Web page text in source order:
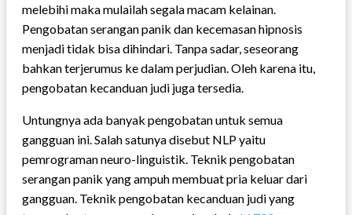
melebihi maka mulailah segala macam kelainan.
Pengobatan serangan panik dan kecemasan hipnosis
menjadi tidak bisa dihindari. Tanpa sadar, seseorang
bahkan terjerumus ke dalam perjudian. Oleh karena itu,
pengobatan kecanduan judi juga tersedia.
Untungnya ada banyak pengobatan untuk semua
gangguan ini. Salah satunya disebut NLP yaitu
pemrograman neuro-linguistik. Teknik pengobatan
serangan panik yang ampuh membuat pria keluar dari
gangguan. Teknik pengobatan kecanduan judi yang